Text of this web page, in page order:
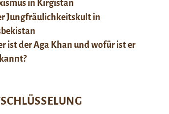
in Kirgistan
Jungfräulichkeitskult in
ist der Aga Khan und wofür ist er